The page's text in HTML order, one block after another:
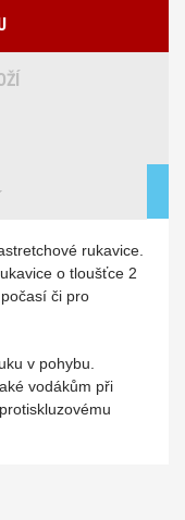
rukavice.
o tloušťce 2
či pro
v pohybu.
vodákům při